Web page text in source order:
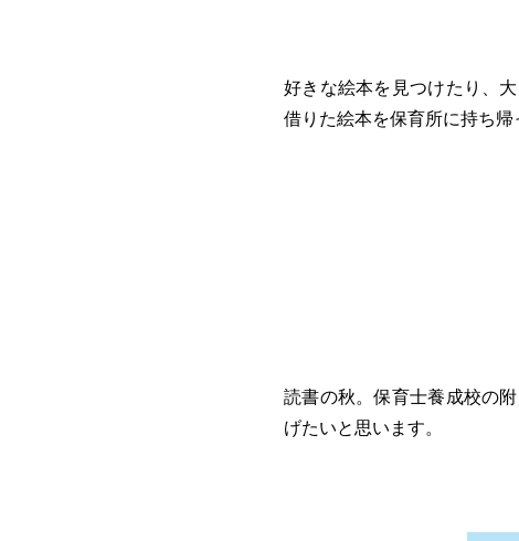
好きな絵本を見つけたり、
借りた絵本を保育所に持ち
読書の秋。保育士養成校の
げたいと思います。